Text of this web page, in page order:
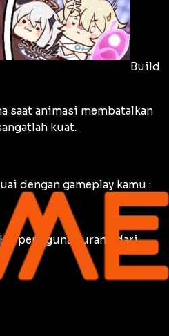
Build
saat animasi membatalkan
kuat.
dengan gameplay kamu :
pengguna kurang dari